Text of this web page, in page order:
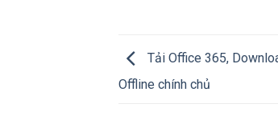
Tải Office 365,
Offline chính chủ